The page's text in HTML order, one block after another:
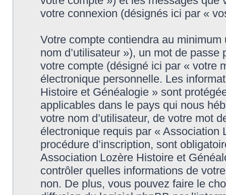
votre connexion (désignés ici par «
Votre compte contiendra au
nom d’utilisateur »), un mot de
votre compte (désigné ici par « votre
électronique personnelle. Les
Histoire et Généalogie » sont
applicables dans le pays qui nous
votre nom d’utilisateur, de votre mot
électronique requis par «
procédure d’inscription, sont
Association Lozère Histoire et
contrôler quelles informations de
non. De plus, vous pouvez faire le